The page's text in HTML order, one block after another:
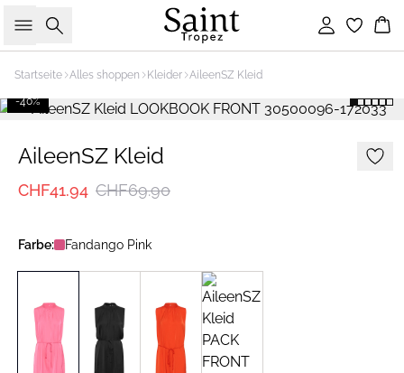
Suche Einloggen
Startseite Alles shoppen Kleider AileenSZ Kleid
-40%
AileenSZ Kleid
CHF41.94 CHF69.90
Farbe: Fandango Pink